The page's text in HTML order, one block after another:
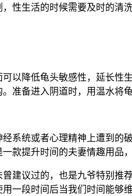
性生活的时候需要及时的清
以降低龟头敏感性，延长
准备进入阴道时，用温水将
系统或者心理精神上遭到
款提升时间的夫妻情趣用品
建议过的，也是九爷特别
一段时间后当我们时间能够